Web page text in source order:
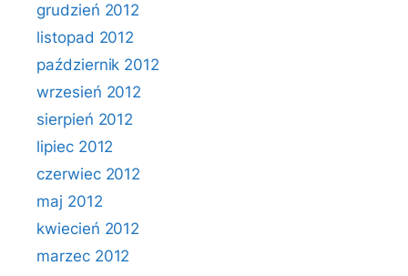
grudzień 2012
listopad 2012
październik 2012
wrzesień 2012
sierpień 2012
lipiec 2012
czerwiec 2012
maj 2012
kwiecień 2012
marzec 2012